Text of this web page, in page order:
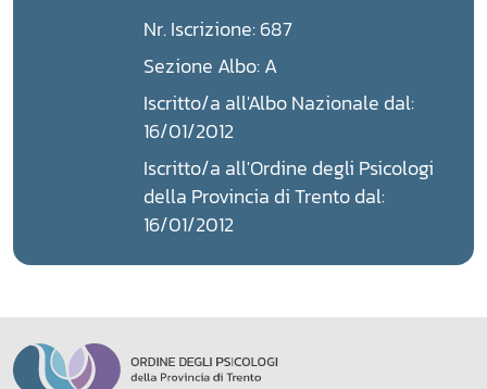
Nr. Iscrizione: 687
Sezione Albo: A
Iscritto/a all'Albo Nazionale dal:
16/01/2012
Iscritto/a all'Ordine degli Psicologi
della Provincia di Trento dal:
16/01/2012